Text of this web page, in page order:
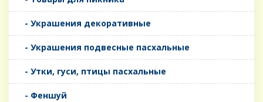
- Украшения декоративные
- Украшения подвесные пасхальные
- Утки, гуси, птицы пасхальные
- Феншуй